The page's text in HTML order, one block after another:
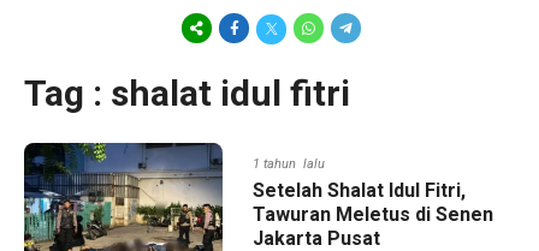
Tag : shalat idul fitri
1 tahun lalu
Setelah Shalat Idul Fitri,
Tawuran Meletus di Senen
Jakarta Pusat